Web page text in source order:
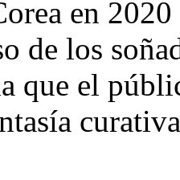
en
de los
que el